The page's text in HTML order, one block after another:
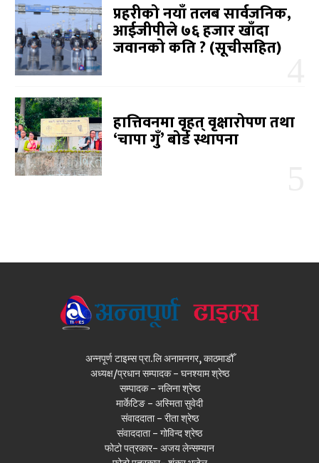
प्रहरीको नयाँ तलब सार्वजनिक,
आईजीपीले ७६ हजार खाँदा
जवानको कति ? (सूचीसहित)
हात्तिवनमा वृहत् वृक्षारोपण तथा
‘चापा गुँ’ बोर्ड स्थापना
अन्नपूर्ण टाइम्स प्रा.लि अनामनगर, काठमाडौँ
अध्यक्ष/प्रधान सम्पादक - घनश्याम श्रेष्ठ
सम्पादक - नलिना श्रेष्ठ
मार्केटिङ - अस्मिता सुवेदी
संवाददाता - रीता श्रेष्ठ
संवाददाता - गोविन्द श्रेष्ठ
फोटो पत्रकार- अजय लेन्सम्यान